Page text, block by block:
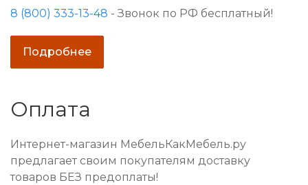
8 (800) 333-13-48 - Звонок по РФ бесплатный!
Подробнее
Оплата
Интернет-магазин МебельКакМебель.ру
предлагает своим покупателям доставку
товаров БЕЗ предоплаты!